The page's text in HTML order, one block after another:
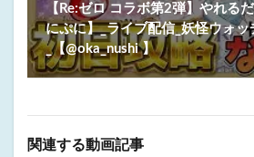
【Re:ゼロ コラボ第2弾】やれる
にぷに】_ライブ配信_妖怪ウォッ
_【@oka_nushi 】
関連する動画記事